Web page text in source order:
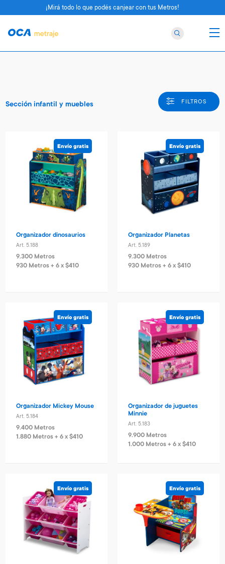
Sección infantil y muebles FILTROS
Envío gratis
Organizador dinosaurios
Art. 5.188
9.300 Metros
930 Metros + 6 x $410
Envío gratis
Organizador Planetas
Art. 5.189
9.300 Metros
930 Metros + 6 x $410
Envío gratis
Organizador Mickey Mouse
Art. 5.184
9.400 Metros
1.880 Metros + 6 x $410
Envío gratis
Organizador de juguetes
Minnie
Art. 5.183
9.900 Metros
1.000 Metros + 6 x $410
Envío gratis Envío gratis
¡Mirá todo lo que podés canjear con tus Metros!